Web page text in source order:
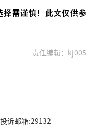
需谨慎！此文仅供参
责任编辑：kj005
诉邮箱:29132